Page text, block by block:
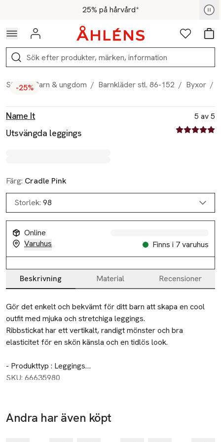
Hoppa till navigationsmenyn25% på hårvård*
För medlemmar - Shoppa nu
Logga in Favoriter
Sök
Start / Barn & ungdom / Barnkläder stl. 86-152 / Byxor /
-25%
Name It
Utsvängda leggings
5 av 5
5 av fem
Färg: Cradle Pink
Storlek: 98
Online
Varuhus
Finns i 7 varuhus
Beskrivning Material Recensioner
Beskrivning
Gör det enkelt och bekvämt för ditt barn att skapa en cool
outfit med mjuka och stretchiga leggings.
Ribbstickat har ett vertikalt, randigt mönster och bra
elasticitet för en skön känsla och en tidlös look.
- Produkttyp : Leggings
- Detaljer : Rosettdetalj
SKU: 66635980
Andra har även köpt
-25%